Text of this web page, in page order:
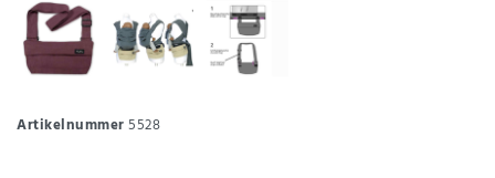
Artikelnummer5528